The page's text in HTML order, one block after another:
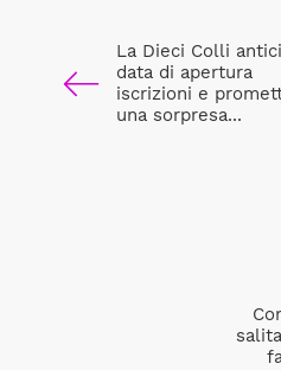
La Dieci Colli
data di apertura
iscrizioni e
una sorpresa...